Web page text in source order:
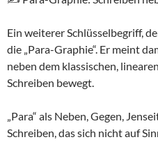
Ein weiterer Schlüsselbegriff,
die „Para-Graphie“. Er meint
neben dem klassischen,
Schreiben bewegt.
„Para“ als Neben, Gegen,
Schreiben, das sich nicht auf